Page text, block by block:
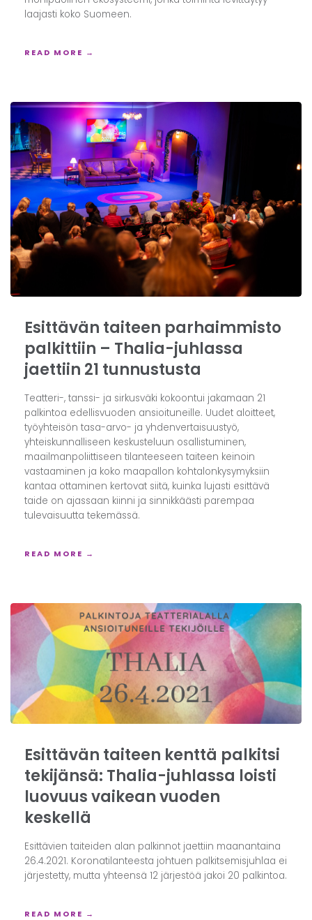
laajasti koko Suomeen.
READ MORE →
Esittävän taiteen parhaimmisto
palkittiin – Thalia-juhlassa
jaettiin 21 tunnustusta
Teatteri-, tanssi- ja sirkusväki kokoontui jakamaan 21
palkintoa edellisvuoden ansioituneille. Uudet aloitteet,
työyhteisön tasa-arvo- ja yhdenvertaisuustyö,
yhteiskunnalliseen keskusteluun osallistuminen,
maailmanpoliittiseen tilanteeseen taiteen keinoin
vastaaminen ja koko maapallon kohtalonkysymyksiin
kantaa ottaminen kertovat siitä, kuinka lujasti esittävä
taide on ajassaan kiinni ja sinnikkäästi parempaa
tulevaisuutta tekemässä.
READ MORE →
Esittävän taiteen kenttä palkitsi
tekijänsä: Thalia-juhlassa loisti
luovuus vaikean vuoden
keskellä
Esittävien taiteiden alan palkinnot jaettiin maanantaina
26.4.2021. Koronatilanteesta johtuen palkitsemisjuhlaa ei
järjestetty, mutta yhteensä 12 järjestöä jakoi 20 palkintoa.
READ MORE →